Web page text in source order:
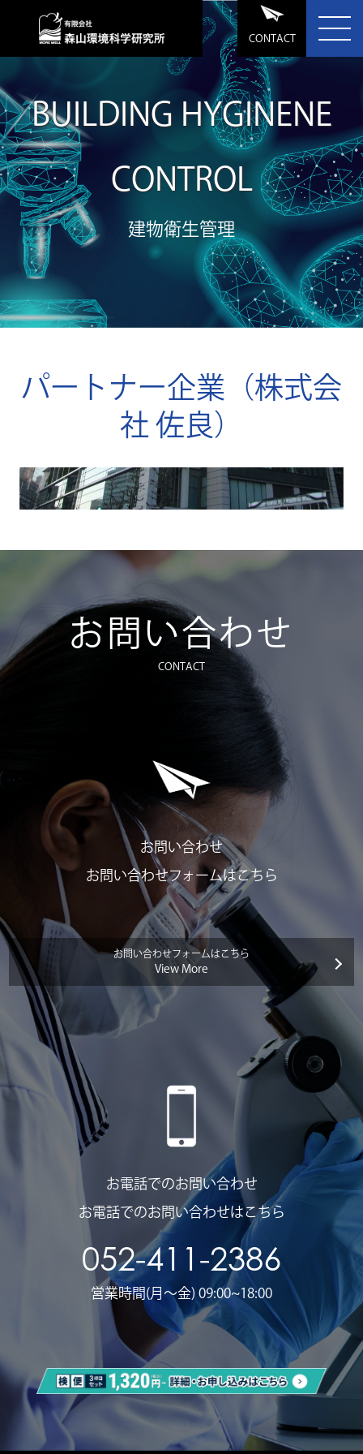
CONTACT
BUILDING HYGINENE
CONTROL
建物衛生管理
パートナー企業（株式会
社 佐良）
お問い合わせ
CONTACT
お問い合わせ
お問い合わせフォームはこちら
お問い合わせフォームはこちら
View More
お電話でのお問い合わせ
お電話でのお問い合わせはこちら
052-411-2386
営業時間(月〜金) 09:00~18:00